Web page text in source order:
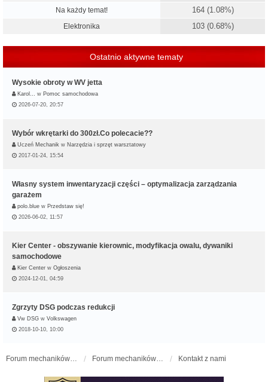
Na każdy temat! 164 (1.08%)
Elektronika 103 (0.68%)
Ostatnio aktywne tematy
Wysokie obroty w WV jetta
Karol… w Pomoc samochodowa
2026-07-20, 20:57
Wybór wkrętarki do 300zł.Co polecacie??
Uczeń Mechanik w Narzędzia i sprzęt warsztatowy
2017-01-24, 15:54
Własny system inwentaryzacji części – optymalizacja zarządzania
garażem
polo.blue w Przedstaw się!
2026-06-02, 11:57
Kier Center - obszywanie kierownic, modyfikacja owalu, dywaniki
samochodowe
Kier Center w Ogłoszenia
2024-12-01, 04:59
Zgrzyty DSG podczas redukcji
Vw DSG w Volkswagen
2018-10-10, 10:00
Forum mechaników samochodowych - forum-mechaniczne.pl Forum mechaników samochodowych Kontakt z nami